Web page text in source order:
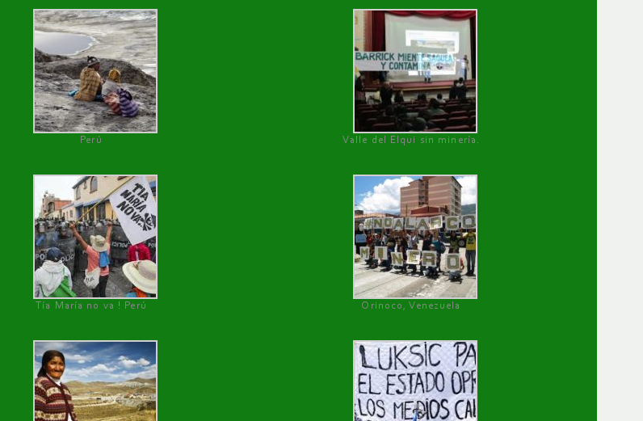
Perú Valle del Elqui sin minería.
Tía María no va ! Perú Orinoco, Venezuela